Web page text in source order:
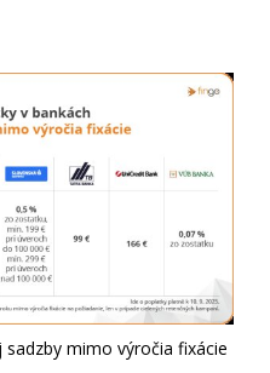
mimo výročia fixácie